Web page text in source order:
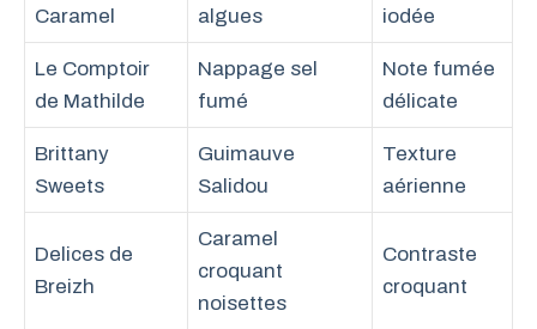
Caramel
algues
iodée
Le Comptoir
de Mathilde
Nappage sel
fumé
Note fumée
délicate
Brittany
Sweets
Guimauve
Salidou
Texture
aérienne
Delices de
Breizh
Caramel
croquant
noisettes
Contraste
croquant